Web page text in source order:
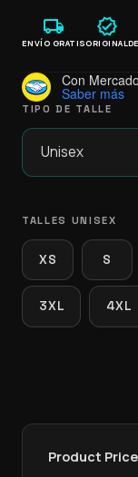
local_shipping
ENVÍO GRATIS
verified
ORIGINAL
Con
Saber más
TIPO DE TALLE
TALLES UNISEX
XS S
3XL 4XL
Product